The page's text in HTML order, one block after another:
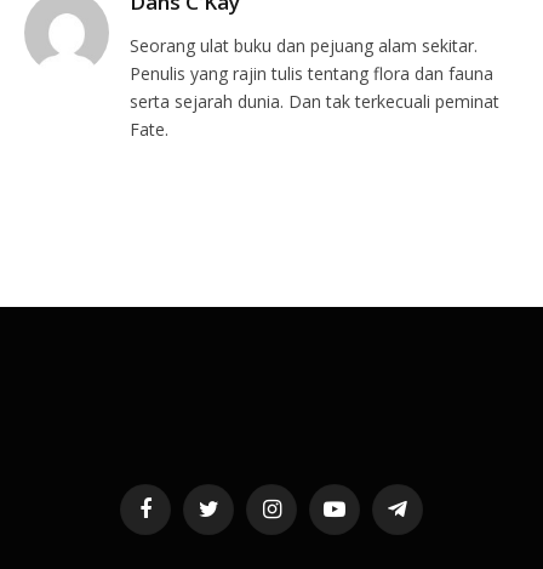
Seorang ulat buku dan pejuang alam sekitar.
Penulis yang rajin tulis tentang flora dan fauna
serta sejarah dunia. Dan tak terkecuali peminat
Fate.
FacebookTwitter InstagramYouTubeTelegram